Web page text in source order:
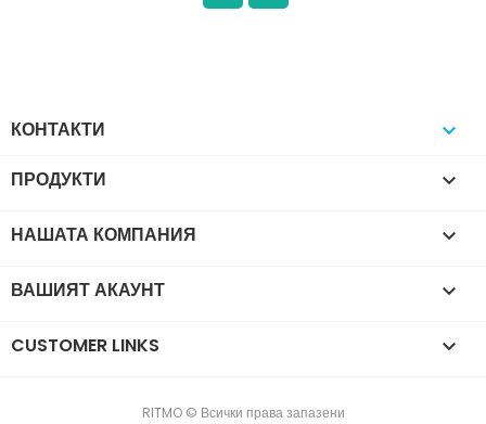
КОНТАКТИ 
ПРОДУКТИ 
НАШАТА КОМПАНИЯ 
ВАШИЯТ АКАУНТ 
CUSTOMER LINKS 
RITMO © Всички права запазени